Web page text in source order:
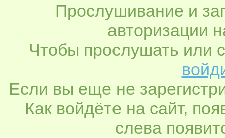
Прослушивание и
авторизации
Чтобы прослушать или
Если вы еще не
Как войдёте на сайт,
слева